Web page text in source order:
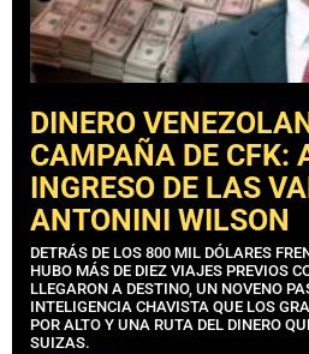
DINERO
CAMPAÑA DE CFK:
INGRESO DE LAS
ANTONINI WILSON
DETRÁS DE LOS 800 MIL DÓLARES
HUBO MÁS DE DIEZ VIAJES PREVIOS
LLEGARON A DESTINO, UN NOVENO
INTELIGENCIA CHAVISTA QUE LOS
POR ALTO Y UNA RUTA DEL DINERO
SUIZAS.